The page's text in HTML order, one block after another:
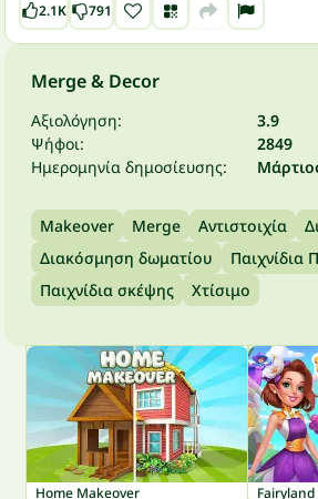
2.1K 791
Merge & Decor
Αξιολόγηση:
3.9
Ψήφοι:
2849
Ημερομηνία δημοσίευσης:
Makeover Merge Αντιστοιχία
Διακόσμηση δωματίου
Παιχνίδια
Παιχνίδια σκέψης
Χτίσιμο
Home Makeover